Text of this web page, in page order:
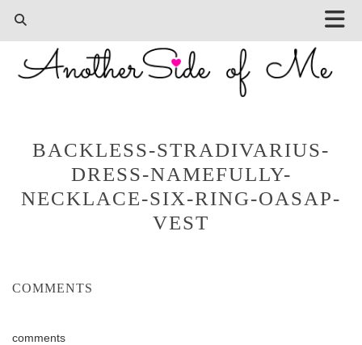
BACKLESS-STRADIVARIUS-
DRESS-NAMEFULLY-
NECKLACE-SIX-RING-OASAP-
VEST
COMMENTS
comments